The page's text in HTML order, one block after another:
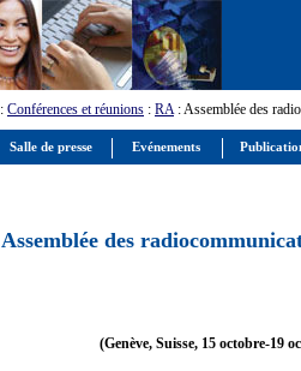
: Conférences et réunions : RA: Assemblée des
Assemblée des
(Genève, Suisse, 15 octobre-19
Salle de presse Evénements